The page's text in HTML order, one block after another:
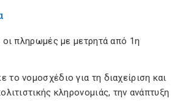
οι πληρωμές με μετρητά από 1η
το νομοσχέδιο για τη διαχείριση και
κληρονομιάς, την ανάπτυξη